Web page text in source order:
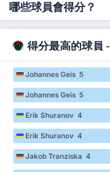
哪些球員會得分？
得分最高的球員 -
Johannes Geis 5
Johannes Geis 5
Erik Shuranov 4
Erik Shuranov 4
Jakob Tranziska 4